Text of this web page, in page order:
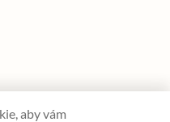
občerstvenia
aby vám